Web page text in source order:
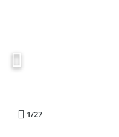
1/27